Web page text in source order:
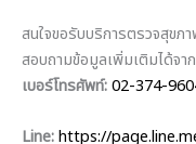
สนใจขอรับบริการตรวจสุข
สอบถามข้อมูลเพิ่มเติมได้จา
เบอร์โทรศัพท์:02-374-
Line:https://